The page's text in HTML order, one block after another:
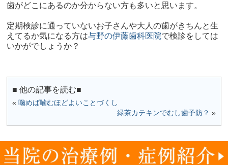
歯がどこにあるのか分からない方も多いと思います。
定期検診に通っていないお子さんや大人の歯がきちんと生
えてるか気になる方は与野の伊藤歯科医院で検診をしては
いかがでしょうか？
■ 他の記事を読む■
«噛めば噛むほどよいことづくし
緑茶カテキンでむし歯予防？ »